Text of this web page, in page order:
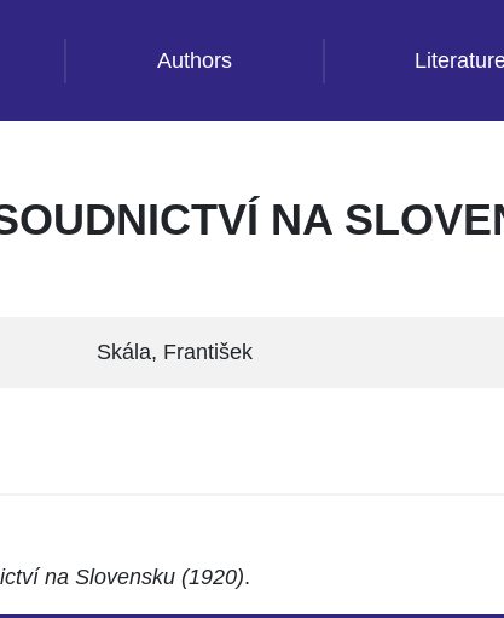
Authors
NA
Skála, František
na Slovensku (1920).